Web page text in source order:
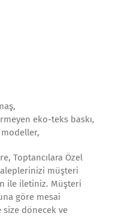
eko-teks baskı,
modeller,
Toptancılara Özel
müşteri
ile iletiniz. Müşteri
göre mesai
dönecek ve